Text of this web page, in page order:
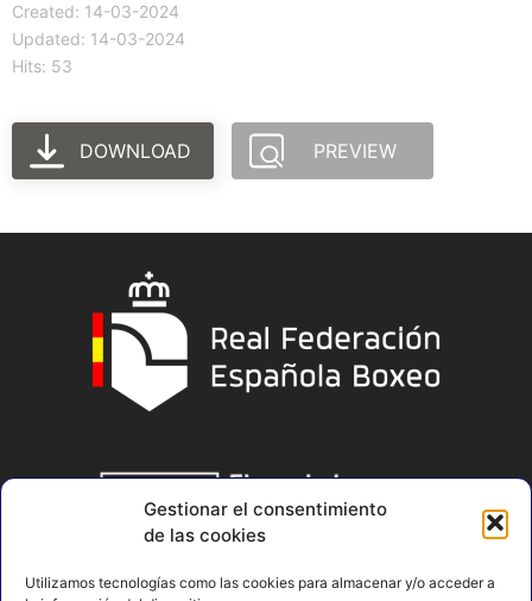
Gestionar el consentimiento
de las cookies
Utilizamos tecnologías como las cookies para almacenar y/o acceder a
Created: 14-03-2024
Updated: 14-03-2024
Hits: 53
DOWNLOAD PREVIEW